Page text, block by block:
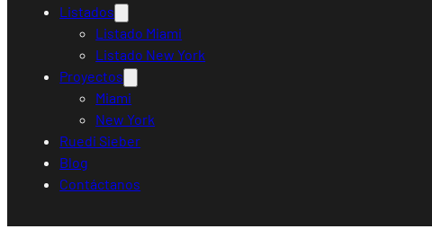
Listados
Listado Miami
Listado New York
Proyectos
Miami
New York
Ruedi Sieber
Blog
Contáctanos